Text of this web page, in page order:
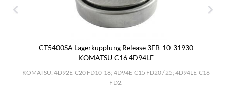
CT5400SA Lagerkupplung Release 3EB-10-31930
KOMATSU C16 4D94LE
KOMATSU: 4D92E-C20 FD10-18; 4D94E-C15 FD20 / 25; 4D94LE-C16
FD2.